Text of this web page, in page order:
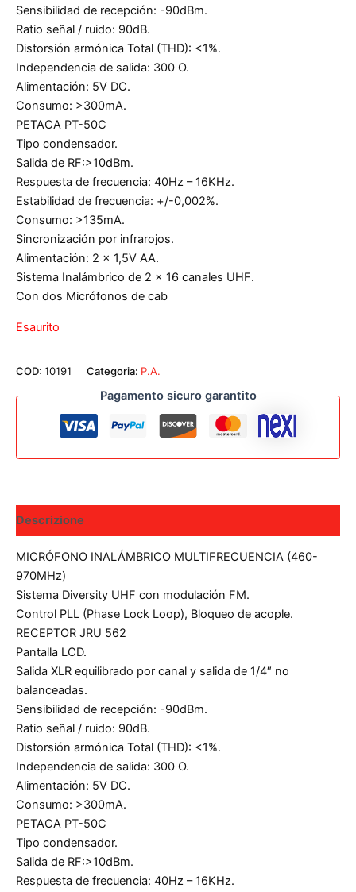
Sensibilidad de recepción: -90dBm.
Ratio señal / ruido: 90dB.
Distorsión armónica Total (THD): <1%.
Independencia de salida: 300 O.
Alimentación: 5V DC.
Consumo: >300mA.
PETACA PT-50C
Tipo condensador.
Salida de RF:>10dBm.
Respuesta de frecuencia: 40Hz – 16KHz.
Estabilidad de frecuencia: +/-0,002%.
Consumo: >135mA.
Sincronización por infrarojos.
Alimentación: 2 x 1,5V AA.
Sistema Inalámbrico de 2 x 16 canales UHF.
Con dos Micrófonos de cab
Esaurito
COD: 10191 Categoria: P.A.
Pagamento sicuro garantito
Descrizione
MICRÓFONO INALÁMBRICO MULTIFRECUENCIA (460-
970MHz)
Sistema Diversity UHF con modulación FM.
Control PLL (Phase Lock Loop), Bloqueo de acople.
RECEPTOR JRU 562
Pantalla LCD.
Salida XLR equilibrado por canal y salida de 1/4″ no
balanceadas.
Sensibilidad de recepción: -90dBm.
Ratio señal / ruido: 90dB.
Distorsión armónica Total (THD): <1%.
Independencia de salida: 300 O.
Alimentación: 5V DC.
Consumo: >300mA.
PETACA PT-50C
Tipo condensador.
Salida de RF:>10dBm.
Respuesta de frecuencia: 40Hz – 16KHz.